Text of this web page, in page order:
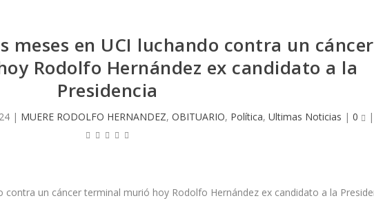
meses en UCI luchando contra un cáncer
Rodolfo Hernández ex candidato a la
Presidencia
| MUERE RODOLFO HERNANDEZ, OBITUARIO, Política, Ultimas Noticias | 0 |